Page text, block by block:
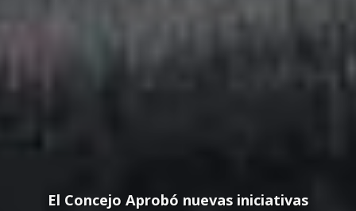
El Concejo Aprobó nuevas iniciativas